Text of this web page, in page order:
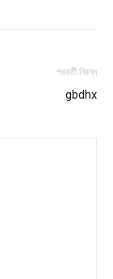
পরবর্তী নিবন্ধ
gbdhx